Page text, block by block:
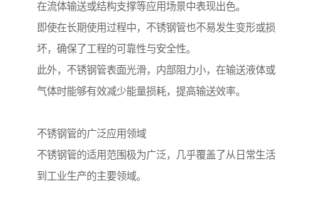
在流体输送或结构支撑等应用场景中表现出色。
即使在长期使用过程中，不锈钢管也不易发生变形或损
坏，确保了工程的可靠性与安全性。
此外，不锈钢管表面光滑，内部阻力小，在输送液体或
气体时能够有效减少能量损耗，提高输送效率。
不锈钢管的广泛应用领域
不锈钢管的适用范围极为广泛，几乎覆盖了从日常生活
到工业生产的主要领域。